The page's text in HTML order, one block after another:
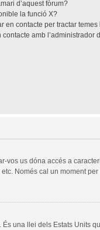
d’aquest fòrum?
la funció X?
en contacte per tractar
amb l’administrador
vos us dóna accés a
Només cal un moment
una llei dels Estats Units